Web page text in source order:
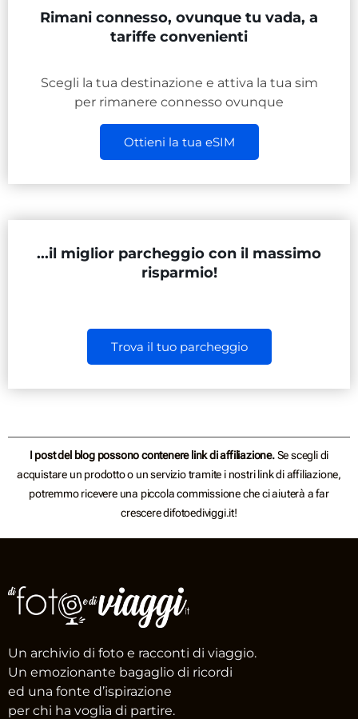
Rimani connesso, ovunque tu vada, a
tariffe convenienti
Scegli la tua destinazione e attiva la tua sim
per rimanere connesso ovunque
Ottieni la tua eSIM
...il miglior parcheggio con il massimo
risparmio!
Trova il tuo parcheggio
I post del blog possono contenere link di affiliazione.Se scegli di
acquistare un prodotto o un servizio tramite i nostri link di affiliazione,
potremmo ricevere una piccola commissione che ci aiuterà a far
crescere difotoediviggi.it!
Un archivio di foto e racconti di viaggio.
Un emozionante bagaglio di ricordi
ed una fonte d’ispirazione
per chi ha voglia di partire.